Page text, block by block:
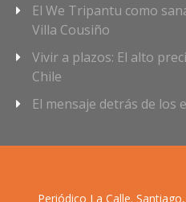
El We Tripantu como
Villa Cousiño
Vivir a plazos: El alto
Chile
El mensaje detrás de los
Periódico La Calle.